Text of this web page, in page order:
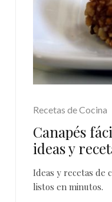
Recetas de Cocina
Canapés
ideas y
Ideas y recetas de
listos en minutos.